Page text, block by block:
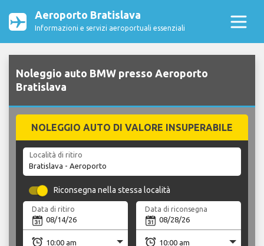
Aeroporto Bratislava
Informazioni e servizi aeroportuali essenziali
Noleggio auto BMW presso Aeroporto
Bratislava
NOLEGGIO AUTO DI VALORE INSUPERABILE
Località di ritiro
Riconsegna nella stessa località
Data di ritiro Data di riconsegna